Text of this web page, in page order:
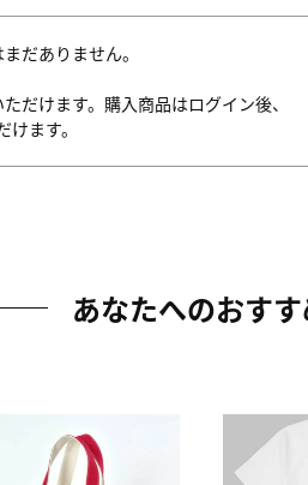
だありません。
だけます。購入商品はログイン後、
ます。
あなたへのおす